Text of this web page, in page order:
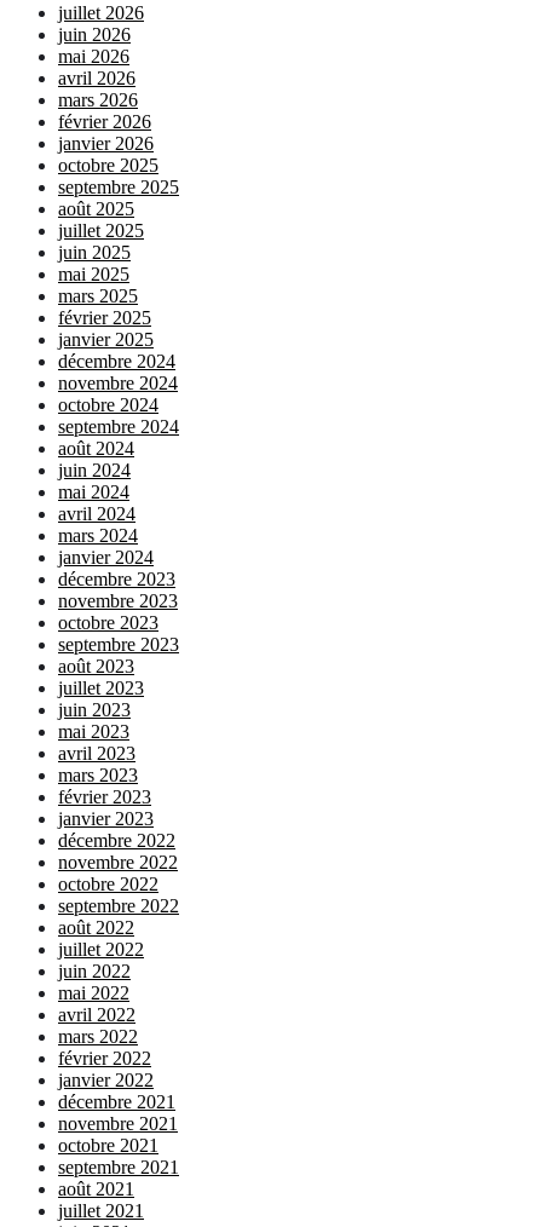
juillet 2026
juin 2026
mai 2026
avril 2026
mars 2026
février 2026
janvier 2026
octobre 2025
septembre 2025
août 2025
juillet 2025
juin 2025
mai 2025
mars 2025
février 2025
janvier 2025
décembre 2024
novembre 2024
octobre 2024
septembre 2024
août 2024
juin 2024
mai 2024
avril 2024
mars 2024
janvier 2024
décembre 2023
novembre 2023
octobre 2023
septembre 2023
août 2023
juillet 2023
juin 2023
mai 2023
avril 2023
mars 2023
février 2023
janvier 2023
décembre 2022
novembre 2022
octobre 2022
septembre 2022
août 2022
juillet 2022
juin 2022
mai 2022
avril 2022
mars 2022
février 2022
janvier 2022
décembre 2021
novembre 2021
octobre 2021
septembre 2021
août 2021
juillet 2021